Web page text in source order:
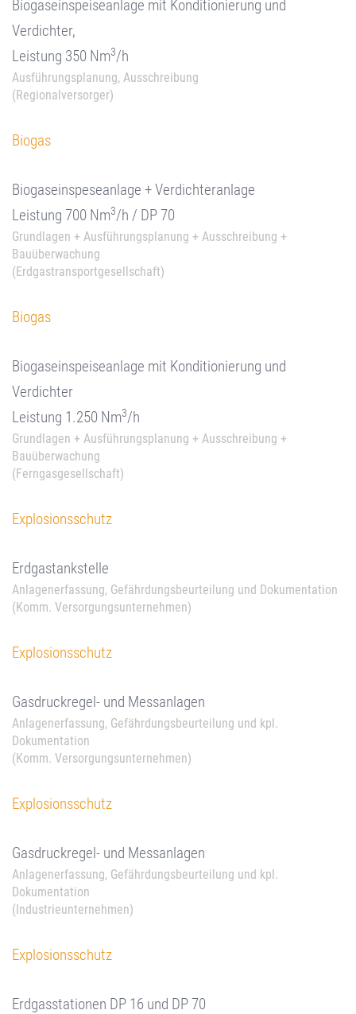
Biogaseinspeiseanlage mit Konditionierung und
Verdichter,
Leistung 350 Nm3/h
Ausführungsplanung, Ausschreibung
(Regionalversorger)
Biogas
Biogaseinspeseanlage + Verdichteranlage
Leistung 700 Nm3/h / DP 70
Grundlagen + Ausführungsplanung + Ausschreibung +
Bauüberwachung
(Erdgastransportgesellschaft)
Biogas
Biogaseinspeiseanlage mit Konditionierung und
Verdichter
Leistung 1.250 Nm3/h
Grundlagen + Ausführungsplanung + Ausschreibung +
Bauüberwachung
(Ferngasgesellschaft)
Explosionsschutz
Erdgastankstelle
Anlagenerfassung, Gefährdungsbeurteilung und Dokumentation
(Komm. Versorgungsunternehmen)
Explosionsschutz
Gasdruckregel- und Messanlagen
Anlagenerfassung, Gefährdungsbeurteilung und kpl.
Dokumentation
(Komm. Versorgungsunternehmen)
Explosionsschutz
Gasdruckregel- und Messanlagen
Anlagenerfassung, Gefährdungsbeurteilung und kpl.
Dokumentation
(Industrieunternehmen)
Explosionsschutz
Erdgasstationen DP 16 und DP 70